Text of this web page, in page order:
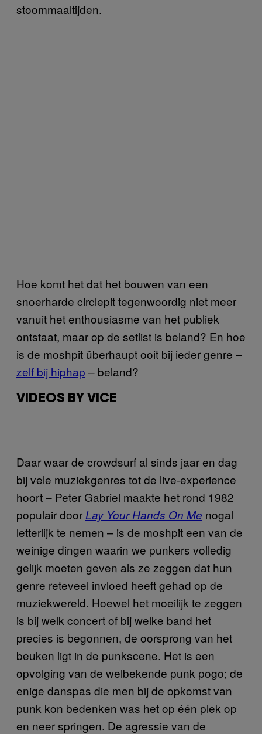
stoommaaltijden.
Hoe komt het dat het bouwen van een
snoerharde circlepit tegenwoordig niet meer
vanuit het enthousiasme van het publiek
ontstaat, maar op de setlist is beland? En hoe
is de moshpit überhaupt ooit bij ieder genre –
zelf bij hiphap – beland?
VIDEOS BY VICE
Daar waar de crowdsurf al sinds jaar en dag
bij vele muziekgenres tot de live-experience
hoort – Peter Gabriel maakte het rond 1982
populair door Lay Your Hands On Me nogal
letterlijk te nemen – is de moshpit een van de
weinige dingen waarin we punkers volledig
gelijk moeten geven als ze zeggen dat hun
genre reteveel invloed heeft gehad op de
muziekwereld. Hoewel het moeilijk te zeggen
is bij welk concert of bij welke band het
precies is begonnen, de oorsprong van het
beuken ligt in de punkscene. Het is een
opvolging van de welbekende punk pogo; de
enige danspas die men bij de opkomst van
punk kon bedenken was het op één plek op
en neer springen. De agressie van de